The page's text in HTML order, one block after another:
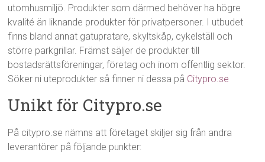
utomhusmiljö. Produkter som därmed behöver ha högre
kvalité än liknande produkter för privatpersoner. I utbudet
finns bland annat gatupratare, skyltskåp, cykelställ och
större parkgrillar. Främst säljer de produkter till
bostadsrättsföreningar, företag och inom offentlig sektor.
Söker ni uteprodukter så finner ni dessa på Citypro.se
Unikt för Citypro.se
På citypro.se nämns att företaget skiljer sig från andra
leverantörer på följande punkter: